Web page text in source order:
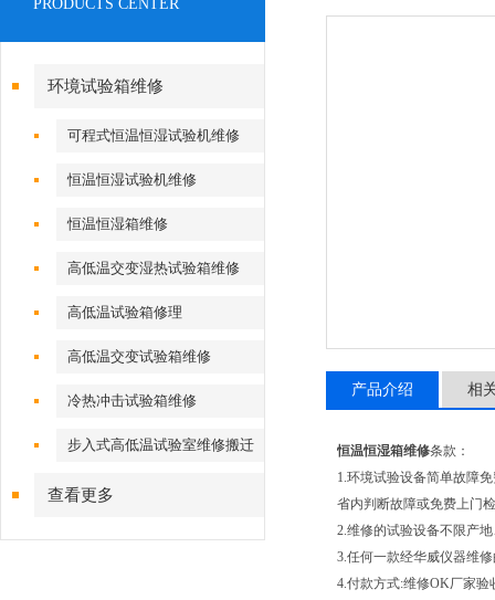
PRODUCTS CENTER
环境试验箱维修
可程式恒温恒湿试验机维修
恒温恒湿试验机维修
恒温恒湿箱维修
高低温交变湿热试验箱维修
高低温试验箱修理
高低温交变试验箱维修
冷热冲击试验箱维修
步入式高低温试验室维修搬迁
查看更多
产品介绍 相
恒温恒湿箱维修条款：
1.环境试验设备简单故障
省内判断故障或免费上门
2.维修的试验设备不限产
3.任何一款经华威仪器维
4.付款方式:维修OK厂家